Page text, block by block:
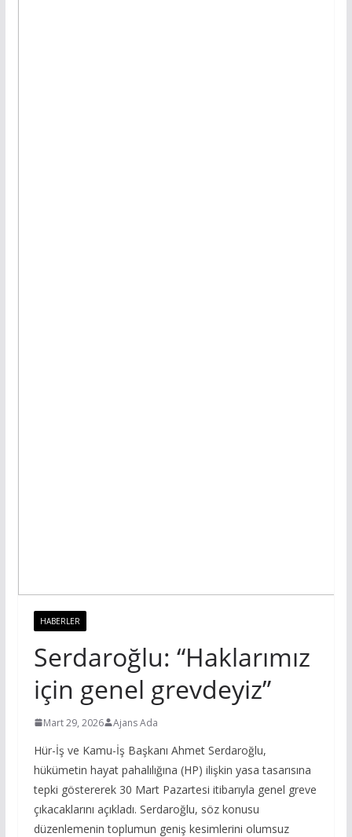
HABERLER
Serdaroğlu: “Haklarımız
için genel grevdeyiz”
Mart 29, 2026 Ajans Ada
Hür-İş ve Kamu-İş Başkanı Ahmet Serdaroğlu,
hükümetin hayat pahalılığına (HP) ilişkin yasa tasarısına
tepki göstererek 30 Mart Pazartesi itibarıyla genel greve
çıkacaklarını açıkladı. Serdaroğlu, söz konusu
düzenlemenin toplumun geniş kesimlerini olumsuz